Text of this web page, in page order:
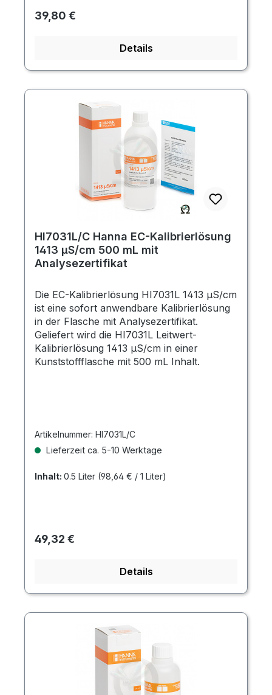
Regulärer Preis:
39,80 €
Details
HI7031L/C Hanna EC-Kalibrierlösung
1413 µS/cm 500 mL mit
Analysezertifikat
Die EC-Kalibrierlösung HI7031L 1413 µS/cm
ist eine sofort anwendbare Kalibrierlösung
in der Flasche mit Analysezertifikat.
Geliefert wird die HI7031L Leitwert-
Kalibrierlösung 1413 µS/cm in einer
Kunststoffflasche mit 500 mL Inhalt.
Artikelnummer: HI7031L/C
Lieferzeit ca. 5-10 Werktage
Inhalt: 0.5 Liter (98,64 € / 1 Liter)
Regulärer Preis:
49,32 €
Details